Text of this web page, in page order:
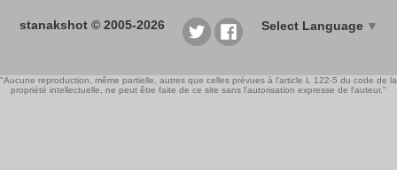
stanakshot © 2005-2026 Select Language ▼
"Aucune reproduction, même partielle, autres que celles prévues à l'article L 122-5 du code de la
propriété intellectuelle, ne peut être faite de ce site sans l'autorisation expresse de l'auteur."